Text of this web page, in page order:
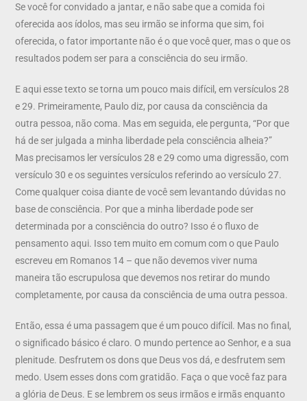
Se você for convidado a jantar, e não sabe que a comida foi
oferecida aos ídolos, mas seu irmão se informa que sim, foi
oferecida, o fator importante não é o que você quer, mas o que os
resultados podem ser para a consciência do seu irmão.
E aqui esse texto se torna um pouco mais difícil, em versículos 28
e 29. Primeiramente, Paulo diz, por causa da consciência da
outra pessoa, não coma. Mas em seguida, ele pergunta, “Por que
há de ser julgada a minha liberdade pela consciência alheia?”
Mas precisamos ler versículos 28 e 29 como uma digressão, com
versículo 30 e os seguintes versículos referindo ao versículo 27.
Come qualquer coisa diante de você sem levantando dúvidas no
base de consciência. Por que a minha liberdade pode ser
determinada por a consciência do outro? Isso é o fluxo de
pensamento aqui. Isso tem muito em comum com o que Paulo
escreveu em Romanos 14 – que não devemos viver numa
maneira tão escrupulosa que devemos nos retirar do mundo
completamente, por causa da consciência de uma outra pessoa.
Então, essa é uma passagem que é um pouco difícil. Mas no final,
o significado básico é claro. O mundo pertence ao Senhor, e a sua
plenitude. Desfrutem os dons que Deus vos dá, e desfrutem sem
medo. Usem esses dons com gratidão. Faça o que você faz para
a glória de Deus. E se lembrem os seus irmãos e irmãs enquanto